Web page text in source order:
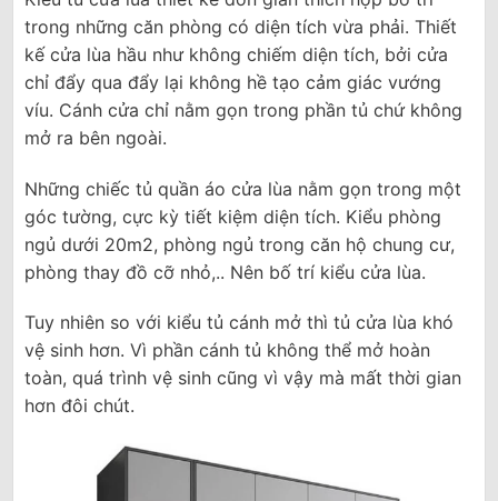
trong những căn phòng có diện tích vừa phải. Thiết
kế cửa lùa hầu như không chiếm diện tích, bởi cửa
chỉ đẩy qua đẩy lại không hề tạo cảm giác vướng
víu. Cánh cửa chỉ nằm gọn trong phần tủ chứ không
mở ra bên ngoài.
Những chiếc tủ quần áo cửa lùa nằm gọn trong một
góc tường, cực kỳ tiết kiệm diện tích. Kiểu phòng
ngủ dưới 20m2, phòng ngủ trong căn hộ chung cư,
phòng thay đồ cỡ nhỏ,.. Nên bố trí kiểu cửa lùa.
Tuy nhiên so với kiểu tủ cánh mở thì tủ cửa lùa khó
vệ sinh hơn. Vì phần cánh tủ không thể mở hoàn
toàn, quá trình vệ sinh cũng vì vậy mà mất thời gian
hơn đôi chút.